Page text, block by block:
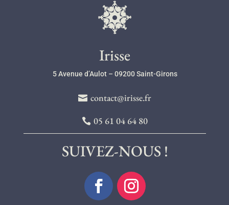
l
Irisse
5 Avenue d’Aulot – 09200 Saint-Girons
contact@irisse.fr
05 61 04 64 80
SUIVEZ-NOUS !